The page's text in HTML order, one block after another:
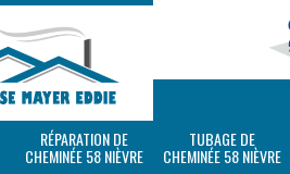
RÉPARATION DE
CHEMINÉE 58 NIÈVRE
TUBAGE DE
CHEMINÉE 58 NIÈVRE